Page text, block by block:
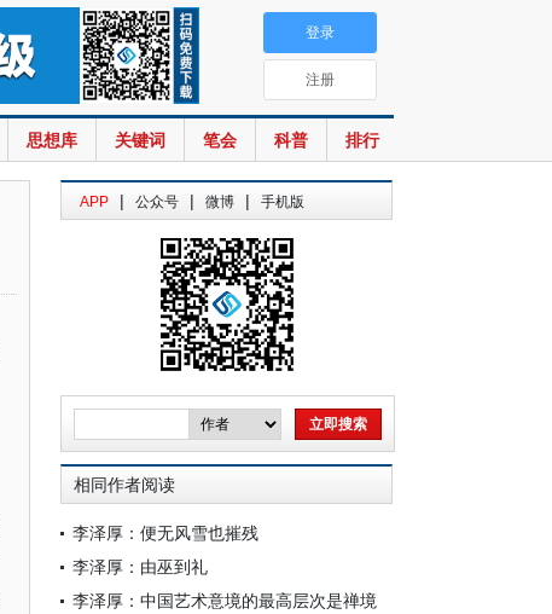
思想库 关键词 笔会 科普 排行
登录
注册
APP | 公众号 | 微博 | 手机版
相同作者阅读
李泽厚：便无风雪也摧残
李泽厚：由巫到礼
李泽厚：中国艺术意境的最高层次是禅境